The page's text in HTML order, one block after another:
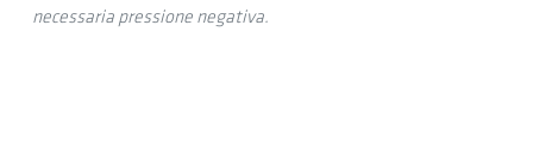
necessaria pressione negativa.